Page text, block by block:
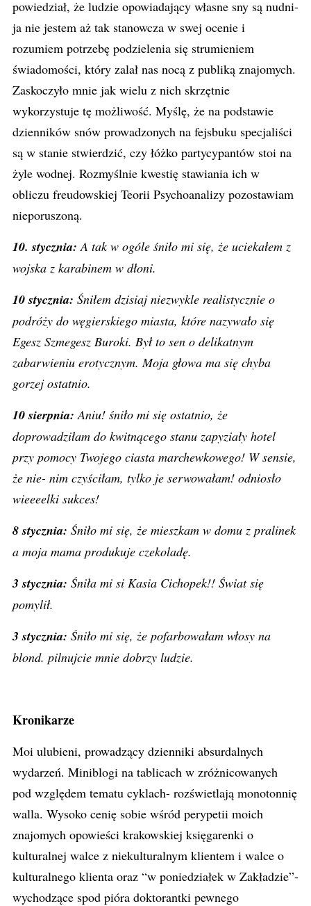
powiedział, że ludzie opowiadający własne sny są nudni-
ja nie jestem aż tak stanowcza w swej ocenie i
rozumiem potrzebę podzielenia się strumieniem
świadomości, który zalał nas nocą z publiką znajomych.
Zaskoczyło mnie jak wielu z nich skrzętnie
wykorzystuje tę możliwość. Myślę, że na podstawie
dzienników snów prowadzonych na fejsbuku specjaliści
są w stanie stwierdzić, czy łóżko partycypantów stoi na
żyle wodnej. Rozmyślnie kwestię stawiania ich w
obliczu freudowskiej Teorii Psychoanalizy pozostawiam
nieporuszoną.
10. stycznia: A tak w ogóle śniło mi się, że uciekałem z
wojska z karabinem w dłoni.
10 stycznia: Śniłem dzisiaj niezwykle realistycznie o
podróży do węgierskiego miasta, które nazywało się
Egesz Szmegesz Buroki. Był to sen o delikatnym
zabarwieniu erotycznym. Moja głowa ma się chyba
gorzej ostatnio.
10 sierpnia:Aniu! śniło mi się ostatnio, że
doprowadziłam do kwitnącego stanu zapyziały hotel
przy pomocy Twojego ciasta marchewkowego! W sensie,
że nie- nim czyściłam, tylko je serwowałam! odniosło
wieeeelki sukces!
8 stycznia: Śniło mi się, że mieszkam w domu z pralinek
a moja mama produkuje czekoladę.
3 stycznia: Śniła mi si Kasia Cichopek!! Świat się
pomylił.
3 stycznia: Śniło mi się, że pofarbowałam włosy na
blond. pilnujcie mnie dobrzy ludzie.
Kronikarze
Moi ulubieni, prowadzący dzienniki absurdalnych
wydarzeń. Miniblogi na tablicach w zróżnicowanych
pod względem tematu cyklach- rozświetlają monotonnię
walla. Wysoko cenię sobie wśród perypetii moich
znajomych opowieści krakowskiej księgarenki o
kulturalnej walce z niekulturalnym klientem i walce o
kulturalnego klienta oraz “w poniedziałek w Zakładzie”-
wychodzące spod pióra doktorantki pewnego